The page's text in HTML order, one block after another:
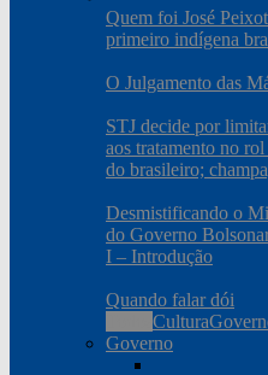
Quem foi José
primeiro indígena
O Julgamento das
STJ decide por
aos tratamento no
do brasileiro;
Desmistificando o
do Governo
I – Introdução
Quando falar dói
Cultura
Governo